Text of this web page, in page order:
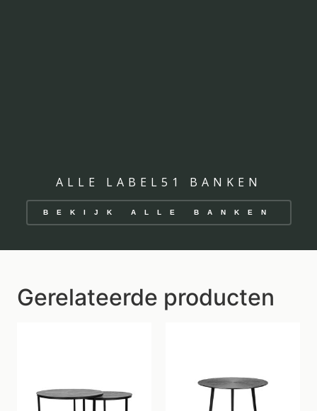
ALLE LABEL51 BANKEN
BEKIJK ALLE BANKEN
Gerelateerde producten